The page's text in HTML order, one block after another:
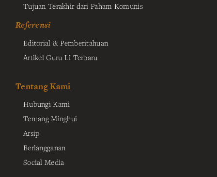
Tujuan Terakhir dari Paham Komunis
Referensi
Editorial & Pemberitahuan
Artikel Guru Li Terbaru
Tentang Kami
Hubungi Kami
Tentang Minghui
Arsip
Berlangganan
Social Media